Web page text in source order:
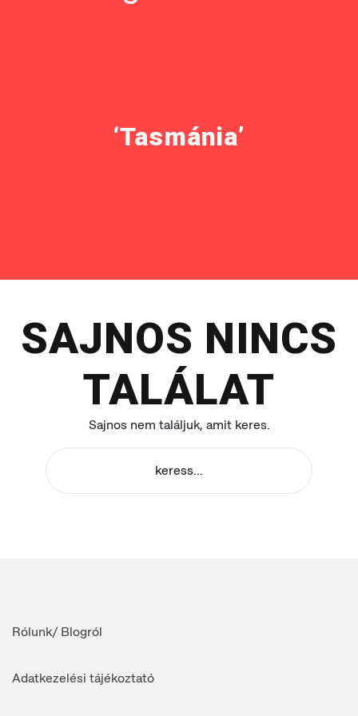
‘Tasmánia’
SAJNOS NINCS
TALÁLAT
Sajnos nem találjuk, amit keres.
Rólunk/ Blogról
Adatkezelési tájékoztató